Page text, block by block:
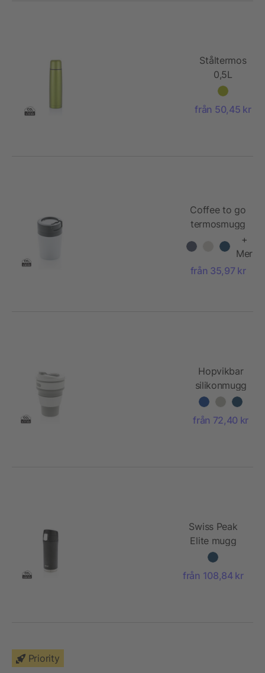
Ståltermos
0,5L
från 50,45 kr
Coffee to go
termosmugg
+
Mer
från 35,97 kr
Hopvikbar
silikonmugg
från 72,40 kr
Swiss Peak
Elite mugg
med
kopparisolering
från 108,84 kr
Priority